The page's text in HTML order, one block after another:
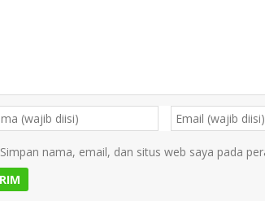
Simpan nama, email, dan situs web saya pada